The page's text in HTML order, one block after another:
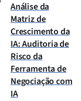
Análise da
Matriz de
Crescimento da
IA: Auditoria de
Risco da
Ferramenta de
Negociação com
IA